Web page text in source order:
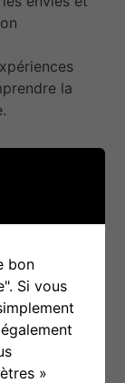
la
avenir
bon
Si vous
»